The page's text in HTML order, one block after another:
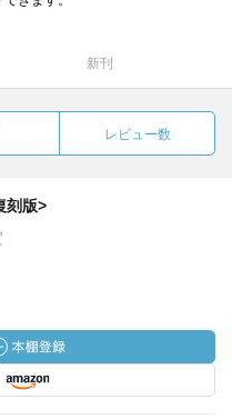
新刊
レビュー数
刻版>